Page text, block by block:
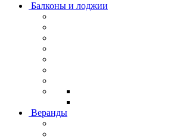
Балконы и лоджии
Веранды